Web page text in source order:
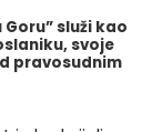
služi kao
svoje
pravosudnim